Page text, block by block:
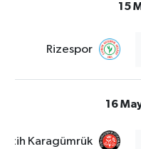
15
Rizespor
16
Fatih Karagümrük